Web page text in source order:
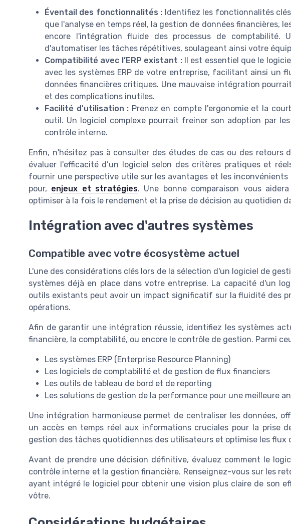
Éventail des fonctionnalités : Identifiez les fonctionnalités
que l'analyse en temps réel, la gestion de données financières,
encore l'intégration fluide des processus de comptabilité.
d'automatiser les tâches répétitives, soulageant ainsi votre
Compatibilité avec l’ERP existant :Il est essentiel que le
avec les systèmes ERP de votre entreprise, facilitant ainsi un
données financières critiques. Une mauvaise intégration
et des complications inutiles.
Facilité d'utilisation : Prenez en compte l'ergonomie et la
outil. Un logiciel complexe pourrait freiner son adoption par
contrôle interne.
Enfin, n'hésitez pas à consulter des études de cas ou des retours
évaluer l'efficacité d’un logiciel selon des critères pratiques et
fournir une perspective utile sur les avantages et les
pour, enjeux et stratégies. Une bonne comparaison vous
optimiser à la fois le rendement et la prise de décision au quotidien
Intégration avec d'autres systèmes
Compatible avec votre écosystème actuel
L'une des considérations clés lors de la sélection d'un logiciel de
systèmes déjà en place dans votre entreprise. La capacité d'un
outils existants peut avoir un impact significatif sur la fluidité des
opérations.
Afin de garantir une intégration réussie, identifiez les systèmes
financière, la comptabilité, ou encore le contrôle de gestion. Parmi
Les systèmes ERP (Enterprise Resource Planning)
Les logiciels de comptabilité et de gestion de flux financiers
Les outils de tableau de bord et de reporting
Les solutions de gestion de la performance pour une meilleure
Une intégration harmonieuse permet de centraliser les données,
un accès en temps réel aux informations cruciales pour la prise
gestion des tâches quotidiennes des utilisateurs et optimise les flux
Avant de prendre une décision définitive, évaluez comment le
contrôle interne et la gestion financière. Renseignez-vous sur les
ayant intégré le logiciel pour obtenir une vision plus claire de son
vôtre.